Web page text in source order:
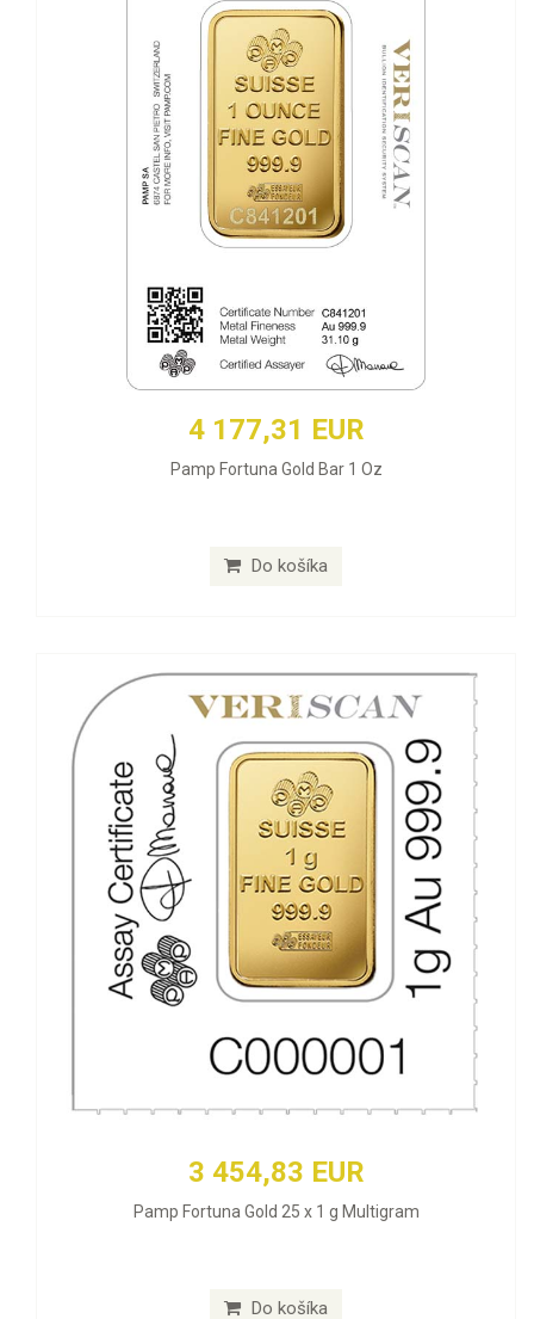
4 177,31 EUR
Pamp Fortuna Gold Bar 1 Oz
Do košíka
3 454,83 EUR
Pamp Fortuna Gold 25 x 1 g Multigram
Do košíka